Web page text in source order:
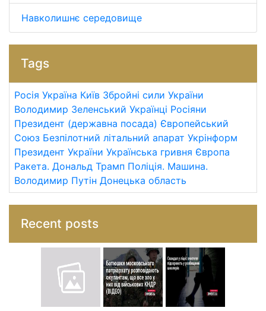
Навколишнє середовище
Tags
Росія Україна Київ Збройні сили України
Володимир Зеленський Українці Росіяни
Президент (державна посада) Європейський
Союз Безпілотний літальний апарат Укрінформ
Президент України Українська гривня Європа
Ракета. Дональд Трамп Поліція. Машина.
Володимир Путін Донецька область
Recent posts